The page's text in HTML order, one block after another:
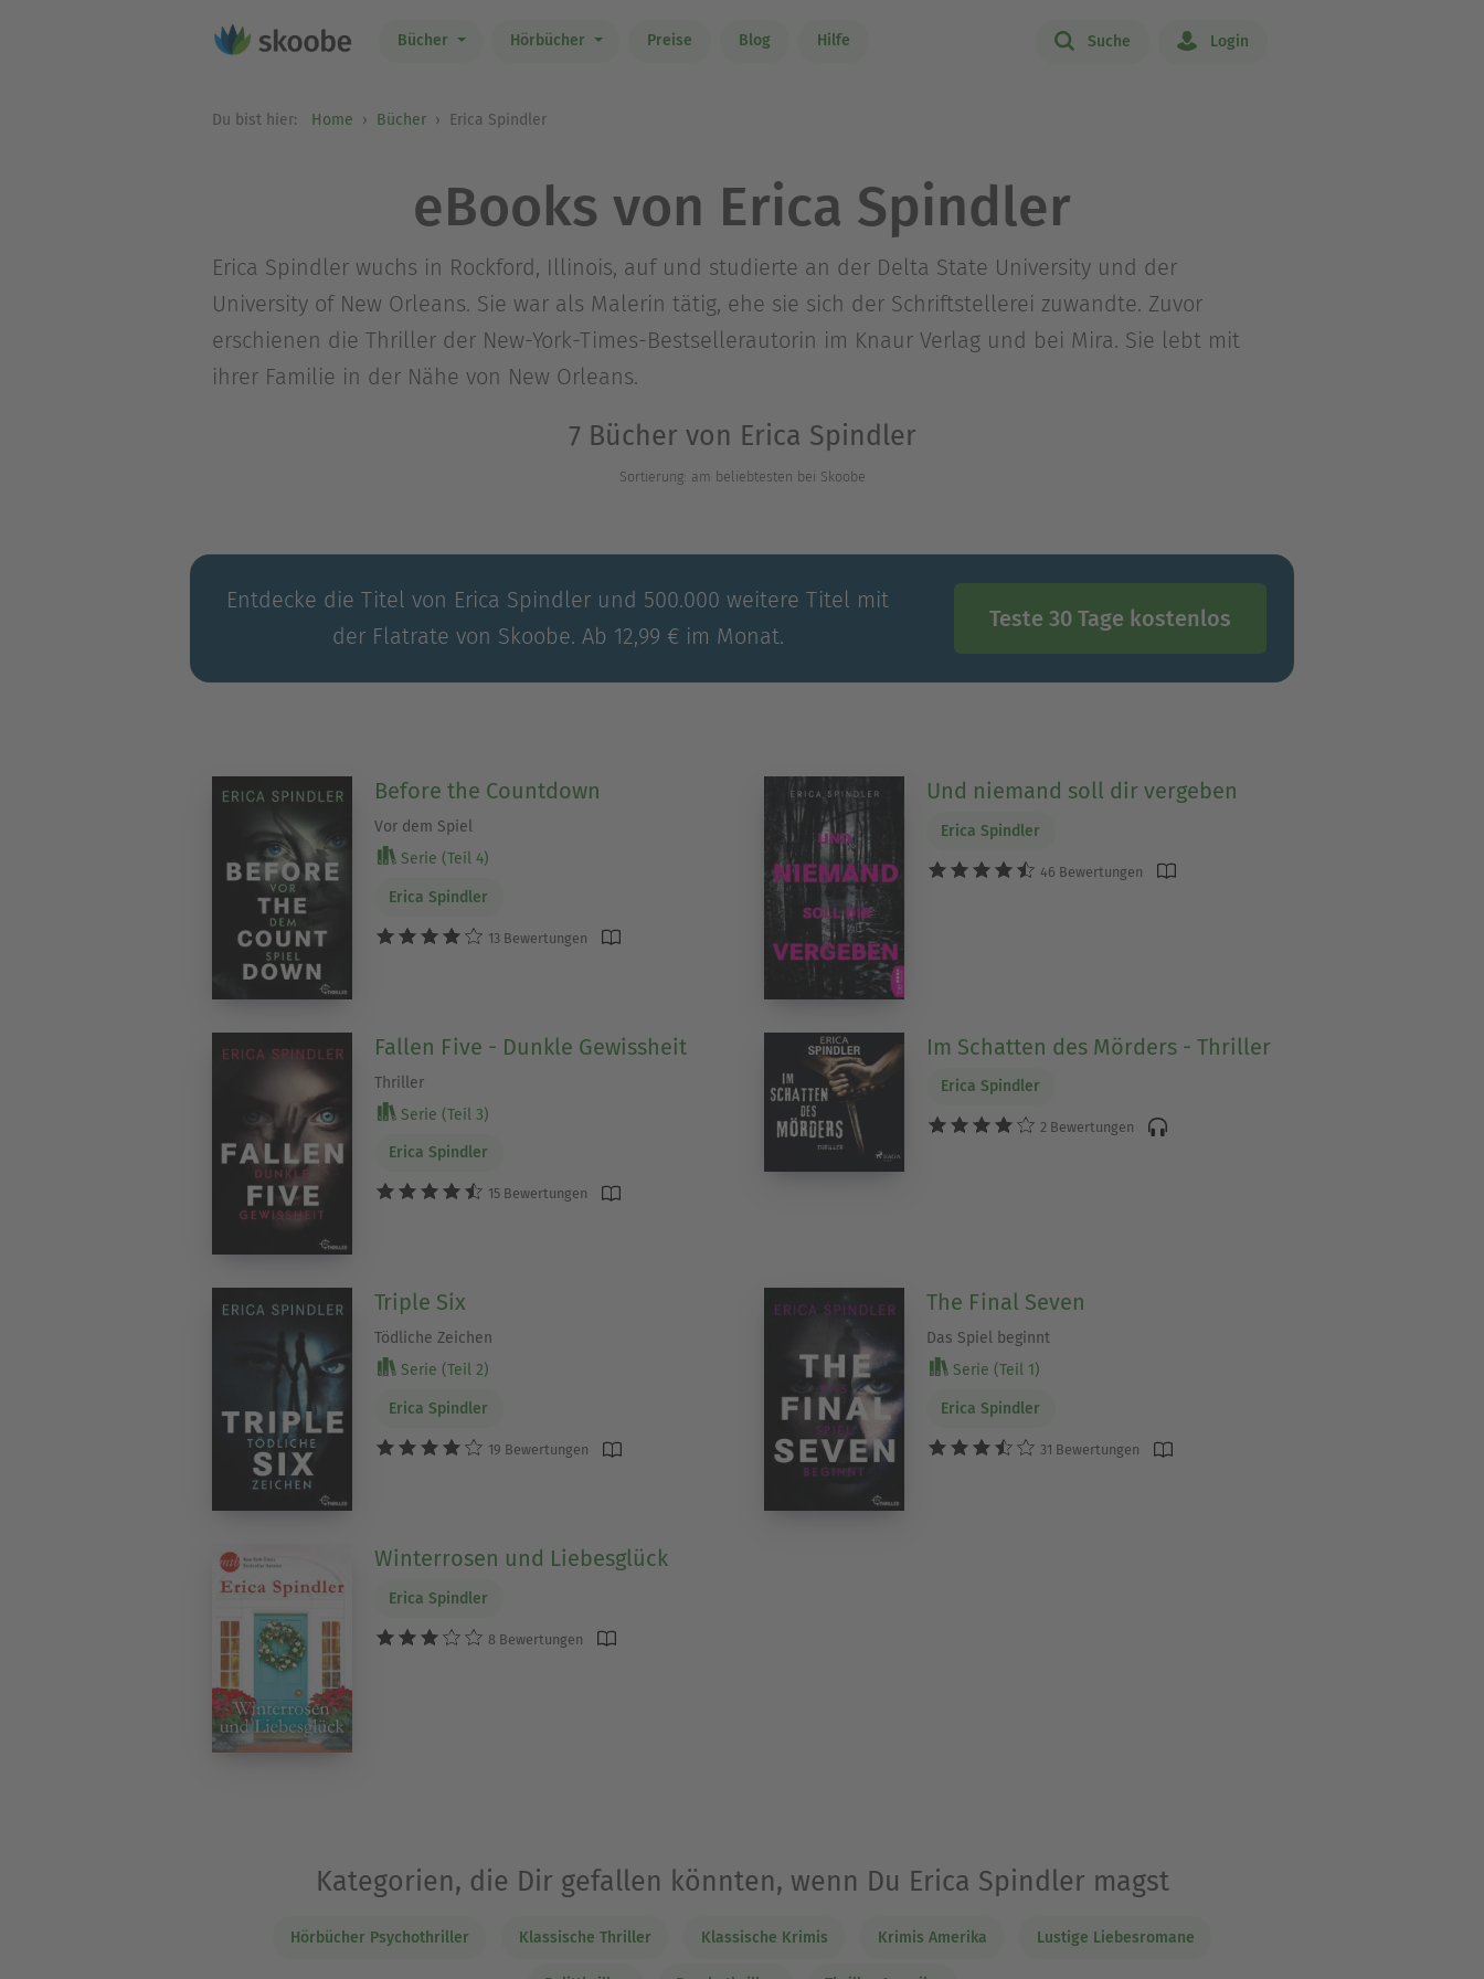
Bücher Hörbücher Preise Blog Hilfe Suche Login
Du bist hier: Home Bücher Erica Spindler
eBooks von Erica Spindler
Erica Spindler wuchs in Rockford, Illinois, auf und studierte an der Delta State University und der
University of New Orleans. Sie war als Malerin tätig, ehe sie sich der Schriftstellerei zuwandte. Zuvor
erschienen die Thriller der New-York-Times-Bestsellerautorin im Knaur Verlag und bei Mira. Sie lebt mit
ihrer Familie in der Nähe von New Orleans.
7 Bücher von Erica Spindler
Sortierung: am beliebtesten bei Skoobe
Entdecke die Titel von Erica Spindler und 500.000 weitere Titel mit
der Flatrate von Skoobe. Ab 12,99 € im Monat.
Teste 30 Tage kostenlos
Before the Countdown
Vor dem Spiel
Serie (Teil 4)
Erica Spindler
13 Bewertungen
Und niemand soll dir vergeben
Erica Spindler
46 Bewertungen
Fallen Five - Dunkle Gewissheit
Thriller
Serie (Teil 3)
Erica Spindler
15 Bewertungen
Im Schatten des Mörders - Thriller
Erica Spindler
2 Bewertungen
Triple Six
Tödliche Zeichen
Serie (Teil 2)
Erica Spindler
19 Bewertungen
The Final Seven
Das Spiel beginnt
Serie (Teil 1)
Erica Spindler
31 Bewertungen
Winterrosen und Liebesglück
Erica Spindler
8 Bewertungen
Kategorien, die Dir gefallen könnten, wenn Du Erica Spindler magst
Hörbücher Psychothriller Klassische Thriller Klassische Krimis Krimis Amerika Lustige Liebesromane